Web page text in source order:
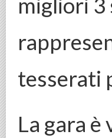
migliori 3
tesserati
La gara